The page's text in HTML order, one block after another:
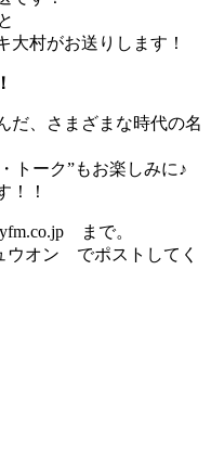
大村がお送りします！
だ、さまざまな時代の名
トーク”もお楽しみに♪
！！
まで。
ウオン でポストしてく